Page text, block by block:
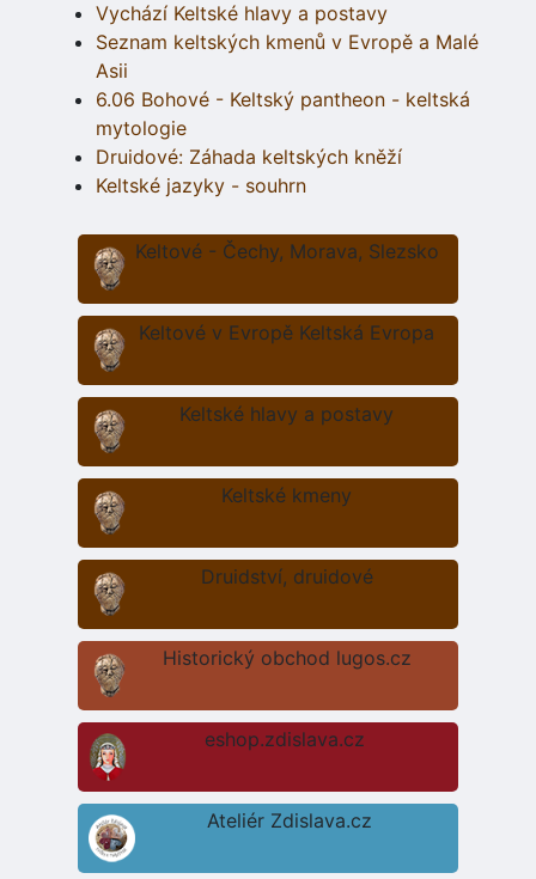
Vychází Keltské hlavy a postavy
Seznam keltských kmenů v Evropě a Malé
Asii
6.06 Bohové - Keltský pantheon - keltská
mytologie
Druidové: Záhada keltských kněží
Keltské jazyky - souhrn
Keltové - Čechy, Morava, Slezsko
Keltové v Evropě Keltská Evropa
Keltské hlavy a postavy
Keltské kmeny
Druidství, druidové
Historický obchod lugos.cz
eshop.zdislava.cz
Ateliér Zdislava.cz